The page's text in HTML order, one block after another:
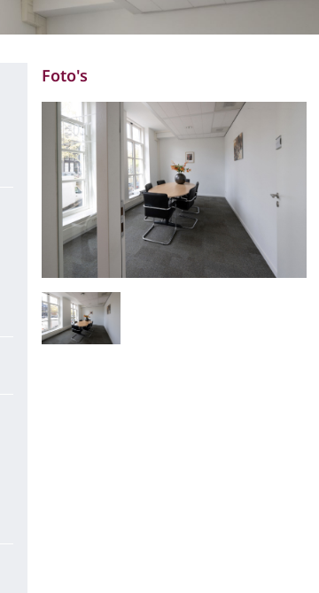
Foto's